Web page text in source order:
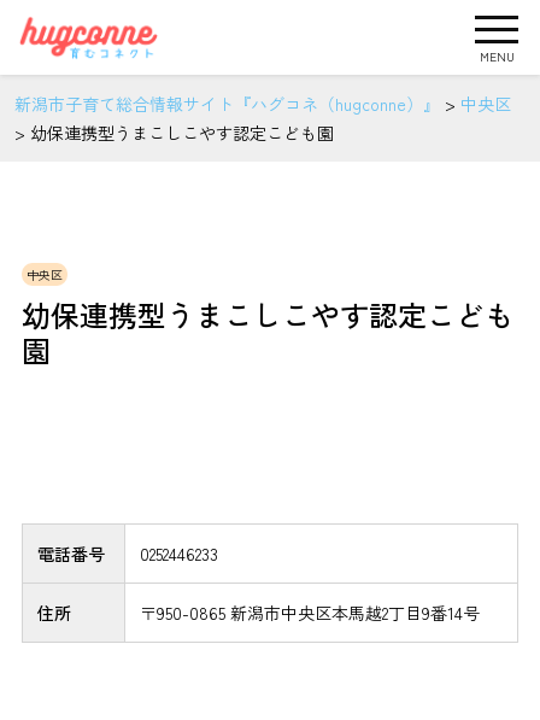
MENU
新潟市子育て総合情報サイト『ハグコネ（hugconne）』 > 中央区
> 幼保連携型うまこしこやす認定こども園
中央区
幼保連携型うまこしこやす認定こども
園
電話番号 0252446233
住所 〒950-0865 新潟市中央区本馬越2丁目9番14号